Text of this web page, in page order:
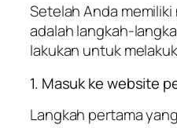
Setelah Anda
adalah langkah-
lakukan untuk
1. Masuk ke website
Langkah pertama